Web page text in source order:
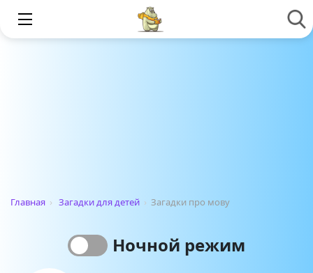
Главная › Загадки для детей › Загадки про мову
Ночной режим